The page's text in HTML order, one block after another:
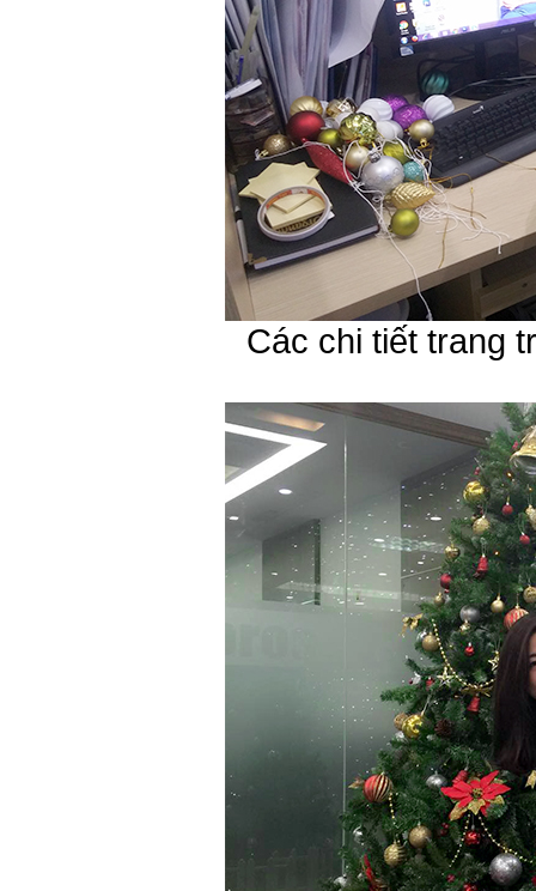
Các chi tiết trang